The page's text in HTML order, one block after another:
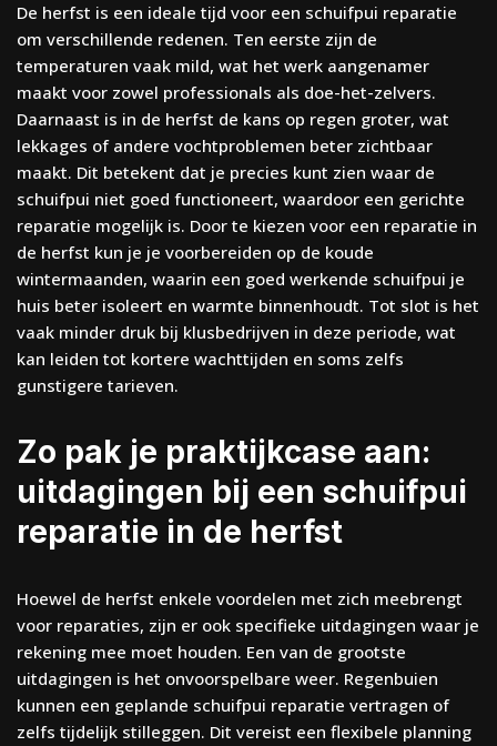
De herfst is een ideale tijd voor een schuifpui reparatie
om verschillende redenen. Ten eerste zijn de
temperaturen vaak mild, wat het werk aangenamer
maakt voor zowel professionals als doe-het-zelvers.
Daarnaast is in de herfst de kans op regen groter, wat
lekkages of andere vochtproblemen beter zichtbaar
maakt. Dit betekent dat je precies kunt zien waar de
schuifpui niet goed functioneert, waardoor een gerichte
reparatie mogelijk is. Door te kiezen voor een reparatie in
de herfst kun je je voorbereiden op de koude
wintermaanden, waarin een goed werkende schuifpui je
huis beter isoleert en warmte binnenhoudt. Tot slot is het
vaak minder druk bij klusbedrijven in deze periode, wat
kan leiden tot kortere wachttijden en soms zelfs
gunstigere tarieven.
Zo pak je praktijkcase aan:
uitdagingen bij een schuifpui
reparatie in de herfst
Hoewel de herfst enkele voordelen met zich meebrengt
voor reparaties, zijn er ook specifieke uitdagingen waar je
rekening mee moet houden. Een van de grootste
uitdagingen is het onvoorspelbare weer. Regenbuien
kunnen een geplande schuifpui reparatie vertragen of
zelfs tijdelijk stilleggen. Dit vereist een flexibele planning